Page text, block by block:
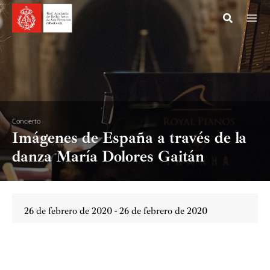
Ir
al
contenido
Concierto
Imágenes de España a través de la
danza María Dolores Gaitán
26 de febrero de 2020 - 26 de febrero de 2020